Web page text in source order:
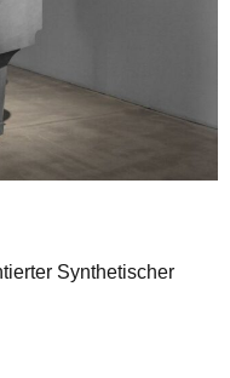
Synthetischer